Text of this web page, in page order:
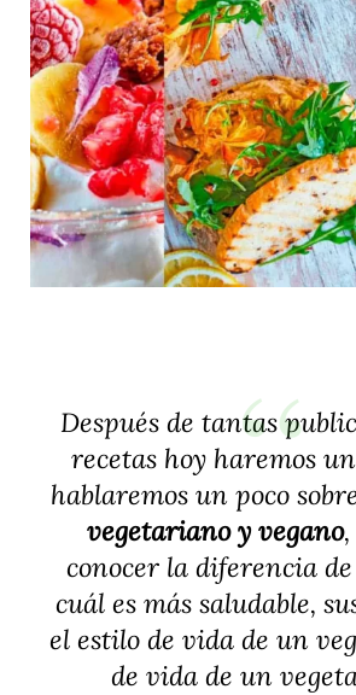
Después de tantas
recetas hoy haremos
hablaremos un poco
vegetariano y vegano
conocer la diferencia
cuál es más saludable,
el estilo de vida de un
de vida de un